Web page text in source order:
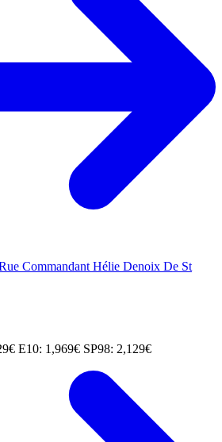
Commandant Hélie Denoix De St
E10: 1,969€ SP98: 2,129€